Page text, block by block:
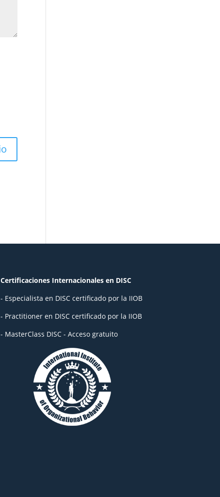
Certificaciones Internacionales en DISC
- Especialista en DISC certificado por la IIOB
- Practitioner en DISC certificado por la IIOB
- MasterClass DISC - Acceso gratuito